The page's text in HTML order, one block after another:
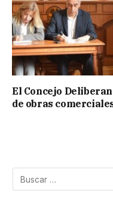
El Concejo
de obras